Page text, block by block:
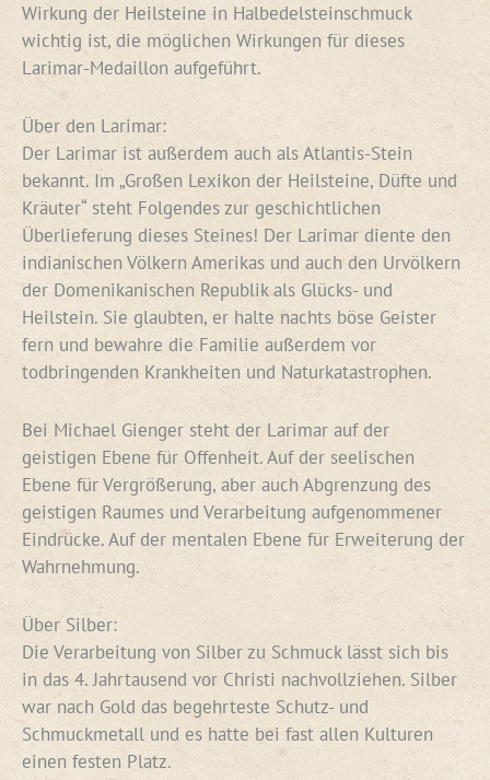
Wirkung der Heilsteine in Halbedelsteinschmuck
wichtig ist, die möglichen Wirkungen für dieses
Larimar-Medaillon aufgeführt.
Über den Larimar:
Der Larimar ist außerdem auch als Atlantis-Stein
bekannt. Im „Großen Lexikon der Heilsteine, Düfte und
Kräuter“ steht Folgendes zur geschichtlichen
Überlieferung dieses Steines! Der Larimar diente den
indianischen Völkern Amerikas und auch den Urvölkern
der Domenikanischen Republik als Glücks- und
Heilstein. Sie glaubten, er halte nachts böse Geister
fern und bewahre die Familie außerdem vor
todbringenden Krankheiten und Naturkatastrophen.
Bei Michael Gienger steht der Larimar auf der
geistigen Ebene für Offenheit. Auf der seelischen
Ebene für Vergrößerung, aber auch Abgrenzung des
geistigen Raumes und Verarbeitung aufgenommener
Eindrücke. Auf der mentalen Ebene für Erweiterung der
Wahrnehmung.
Über Silber:
Die Verarbeitung von Silber zu Schmuck lässt sich bis
in das 4. Jahrtausend vor Christi nachvollziehen. Silber
war nach Gold das begehrteste Schutz- und
Schmuckmetall und es hatte bei fast allen Kulturen
einen festen Platz.